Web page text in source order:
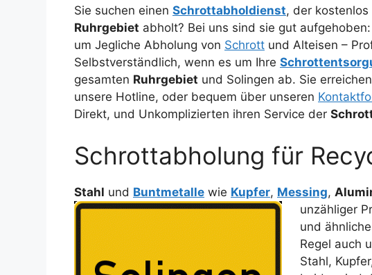
Sie suchen einen Schrottabholdienst, der
Ruhrgebiet abholt? Bei uns sind sie gut
um Jegliche Abholung von Schrott und Alteisen –
Selbstverständlich, wenn es um Ihre
gesamten Ruhrgebiet und Solingen ab. Sie
unsere Hotline, oder bequem über unseren
Direkt, und Unkomplizierten ihren Service der
Schrottabholung für
Stahl und Buntmetalle wie Kupfer, Messing,
unzähliger
und
Regel auch
Stahl,